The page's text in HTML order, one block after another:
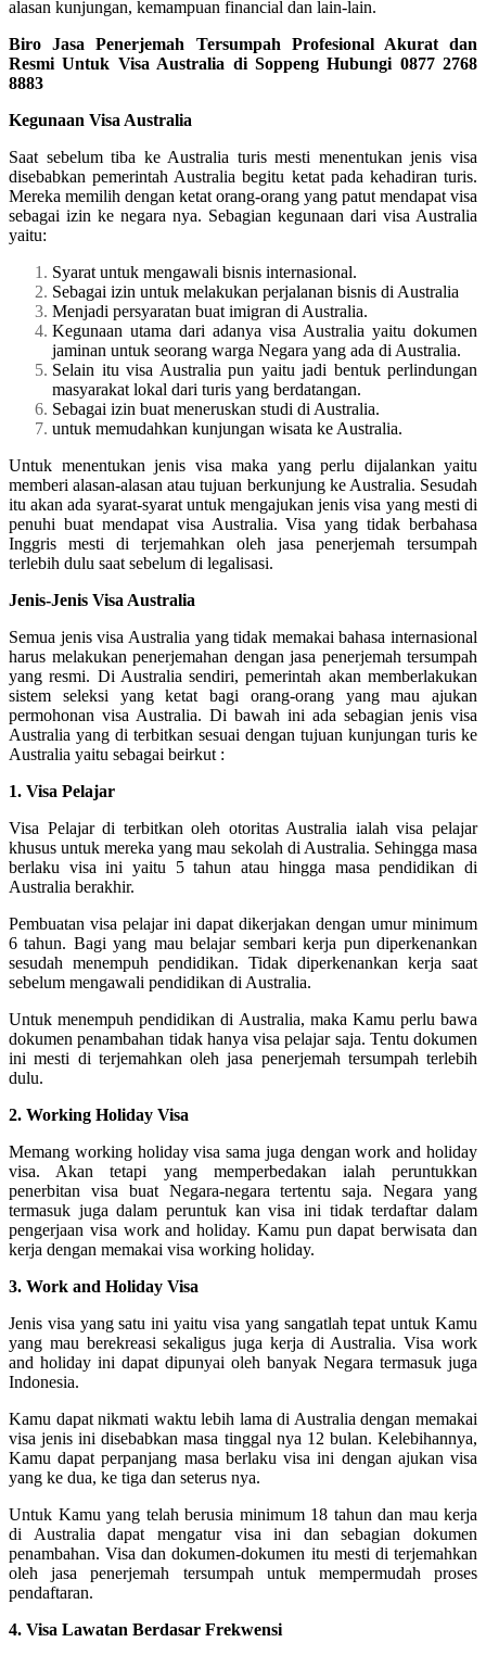
alasan kunjungan, kemampuan financial dan lain-lain.
Biro Jasa Penerjemah Tersumpah Profesional Akurat dan
Resmi Untuk Visa Australia di Soppeng Hubungi 0877 2768
8883
Kegunaan Visa Australia
Saat sebelum tiba ke Australia turis mesti menentukan jenis visa
disebabkan pemerintah Australia begitu ketat pada kehadiran turis.
Mereka memilih dengan ketat orang-orang yang patut mendapat visa
sebagai izin ke negara nya. Sebagian kegunaan dari visa Australia
yaitu:
Syarat untuk mengawali bisnis internasional.
Sebagai izin untuk melakukan perjalanan bisnis di Australia
Menjadi persyaratan buat imigran di Australia.
Kegunaan utama dari adanya visa Australia yaitu dokumen
jaminan untuk seorang warga Negara yang ada di Australia.
Selain itu visa Australia pun yaitu jadi bentuk perlindungan
masyarakat lokal dari turis yang berdatangan.
Sebagai izin buat meneruskan studi di Australia.
untuk memudahkan kunjungan wisata ke Australia.
Untuk menentukan jenis visa maka yang perlu dijalankan yaitu
memberi alasan-alasan atau tujuan berkunjung ke Australia. Sesudah
itu akan ada syarat-syarat untuk mengajukan jenis visa yang mesti di
penuhi buat mendapat visa Australia. Visa yang tidak berbahasa
Inggris mesti di terjemahkan oleh jasa penerjemah tersumpah
terlebih dulu saat sebelum di legalisasi.
Jenis-Jenis Visa Australia
Semua jenis visa Australia yang tidak memakai bahasa internasional
harus melakukan penerjemahan dengan jasa penerjemah tersumpah
yang resmi. Di Australia sendiri, pemerintah akan memberlakukan
sistem seleksi yang ketat bagi orang-orang yang mau ajukan
permohonan visa Australia. Di bawah ini ada sebagian jenis visa
Australia yang di terbitkan sesuai dengan tujuan kunjungan turis ke
Australia yaitu sebagai beirkut :
1. Visa Pelajar
Visa Pelajar di terbitkan oleh otoritas Australia ialah visa pelajar
khusus untuk mereka yang mau sekolah di Australia. Sehingga masa
berlaku visa ini yaitu 5 tahun atau hingga masa pendidikan di
Australia berakhir.
Pembuatan visa pelajar ini dapat dikerjakan dengan umur minimum
6 tahun. Bagi yang mau belajar sembari kerja pun diperkenankan
sesudah menempuh pendidikan. Tidak diperkenankan kerja saat
sebelum mengawali pendidikan di Australia.
Untuk menempuh pendidikan di Australia, maka Kamu perlu bawa
dokumen penambahan tidak hanya visa pelajar saja. Tentu dokumen
ini mesti di terjemahkan oleh jasa penerjemah tersumpah terlebih
dulu.
2. Working Holiday Visa
Memang working holiday visa sama juga dengan work and holiday
visa. Akan tetapi yang memperbedakan ialah peruntukkan
penerbitan visa buat Negara-negara tertentu saja. Negara yang
termasuk juga dalam peruntuk kan visa ini tidak terdaftar dalam
pengerjaan visa work and holiday. Kamu pun dapat berwisata dan
kerja dengan memakai visa working holiday.
3. Work and Holiday Visa
Jenis visa yang satu ini yaitu visa yang sangatlah tepat untuk Kamu
yang mau berekreasi sekaligus juga kerja di Australia. Visa work
and holiday ini dapat dipunyai oleh banyak Negara termasuk juga
Indonesia.
Kamu dapat nikmati waktu lebih lama di Australia dengan memakai
visa jenis ini disebabkan masa tinggal nya 12 bulan. Kelebihannya,
Kamu dapat perpanjang masa berlaku visa ini dengan ajukan visa
yang ke dua, ke tiga dan seterus nya.
Untuk Kamu yang telah berusia minimum 18 tahun dan mau kerja
di Australia dapat mengatur visa ini dan sebagian dokumen
penambahan. Visa dan dokumen-dokumen itu mesti di terjemahkan
oleh jasa penerjemah tersumpah untuk mempermudah proses
pendaftaran.
4. Visa Lawatan Berdasar Frekwensi